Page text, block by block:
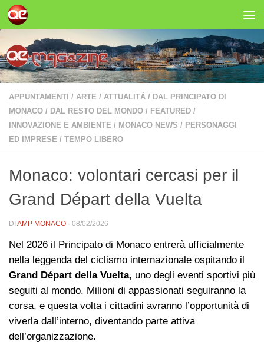
Salta al contenuto
APPUNTAMENTI / ARTE / ATTUALITÀ / DAL PRINCIPATO DI
MONACO / DAL RESTO DEL MONDO / FEATURED /
INNOVAZIONE E AMBIENTE / MONACO NEWS / PERSONAGGI
ED IMPRESE / TEMPO LIBERO
Monaco: volontari cercasi per il
Grand Départ della Vuelta
DI AMP MONACO · 08/02/2026
Nel 2026 il Principato di Monaco entrerà ufficialmente
nella leggenda del ciclismo internazionale ospitando il
Grand Départ della Vuelta, uno degli eventi sportivi più
seguiti al mondo. Milioni di appassionati seguiranno la
corsa, e questa volta i cittadini avranno l’opportunità di
viverla dall’interno, diventando parte attiva
dell’organizzazione.